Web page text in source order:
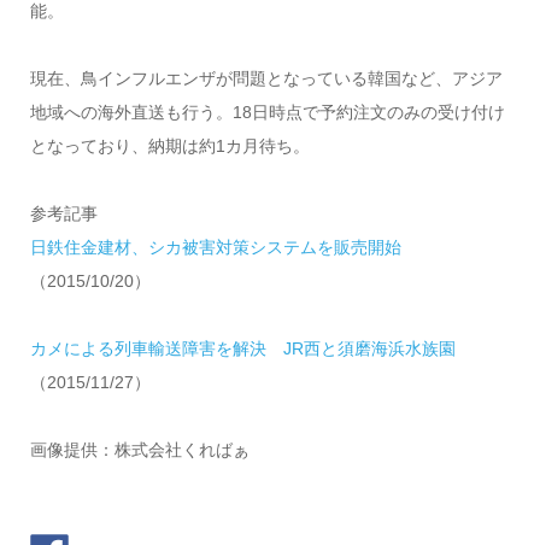
能。
現在、鳥インフルエンザが問題となっている韓国など、アジア
地域への海外直送も行う。18日時点で予約注文のみの受け付け
となっており、納期は約1カ月待ち。
参考記事
日鉄住金建材、シカ被害対策システムを販売開始
（2015/10/20）
カメによる列車輸送障害を解決 JR西と須磨海浜水族園
（2015/11/27）
画像提供：株式会社くればぁ